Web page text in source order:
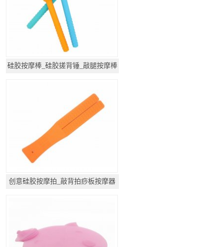
硅胶按摩棒_硅胶搓背锤_敲腿按摩棒
创意硅胶按摩拍_敲背拍痧板按摩器